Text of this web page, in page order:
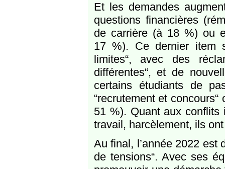
Et les demandes
questions financières
de carrière (à 18 %) ou
17 %). Ce dernier item
limites“, avec des
différentes“, et de
certains étudiants de
“recrutement et
51 %). Quant aux conflits
travail, harcèlement, ils
Au final, l’année 2022 est
de tensions“. Avec ses